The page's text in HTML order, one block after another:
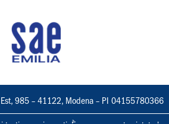
Est, 985 – 41122, Modena – PI 04155780366